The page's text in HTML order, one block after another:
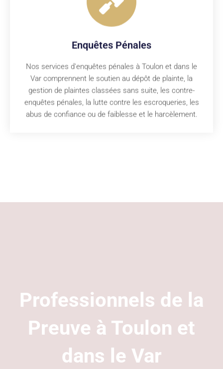
Enquêtes Pénales
Nos services d'enquêtes pénales à Toulon et dans le
Var comprennent le soutien au dépôt de plainte, la
gestion de plaintes classées sans suite, les contre-
enquêtes pénales, la lutte contre les escroqueries, les
abus de confiance ou de faiblesse et le harcèlement.
Professionnels de la
Preuve à Toulon et
dans le Var